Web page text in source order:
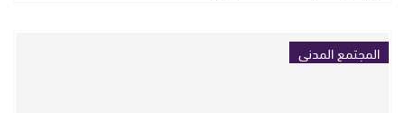
المجتمع المدني